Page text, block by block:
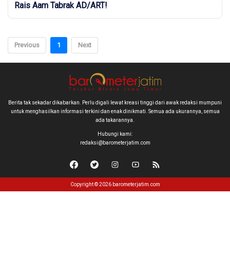
Rais Aam Tabrak AD/ART!
Previous 1 Next
Berita tak sekadar dikabarkan. Perlu digali lewat kreasi tinggi dari awak redaksi mumpuni
untuk menghasilkan informasi terkini dan enak dinikmati. Semua ada ukurannya, semua
ada takarannya.
Hubungi kami:
redaksi@barometerjatim.com
Copyright © 2026 barometerjatim.com